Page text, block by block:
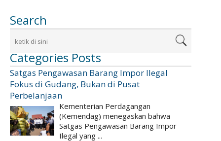
Search
Categories Posts
Satgas Pengawasan Barang Impor Ilegal
Fokus di Gudang, Bukan di Pusat
Perbelanjaan
Kementerian Perdagangan
(Kemendag) menegaskan bahwa
Satgas Pengawasan Barang Impor
Ilegal yang ...